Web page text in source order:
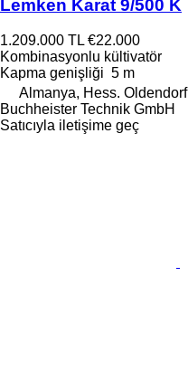
Lemken Karat 9/500 K
1.209.000 TL €22.000
Kombinasyonlu kültivatör
Kapma genişliği 5 m
Almanya, Hess. Oldendorf
Buchheister Technik GmbH
Satıcıyla iletişime geç